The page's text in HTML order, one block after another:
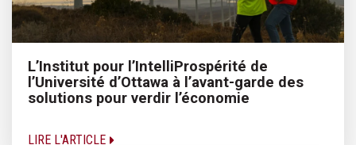
L’Institut pour l’IntelliProspérité de
l’Université d’Ottawa à l’avant-garde des
solutions pour verdir l’économie
LIRE L'ARTICLE